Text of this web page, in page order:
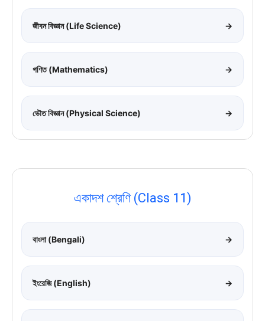
জীবন বিজ্ঞান (Life Science) →
গণিত (Mathematics) →
ভৌত বিজ্ঞান (Physical Science) →
একাদশ শ্রেণি (Class 11)
বাংলা (Bengali) →
ইংরেজি (English) →